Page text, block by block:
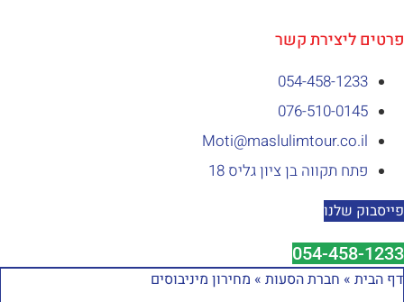
ליצירת קשר
054-458-1233⁩
076-510-0145
Moti@maslulimtour.co.il
פתח תקווה בן ציון גליס 18
שלנו
054-458-
הבית»חברת הסעות»מחירון מיניבוסים